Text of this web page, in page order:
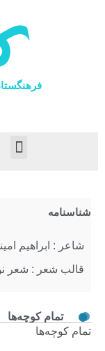
تمام کوچه‌ها
تمام کوچه‌ها
شناسنامه
شاعر : ابراهیم
قالب شعر : شعر